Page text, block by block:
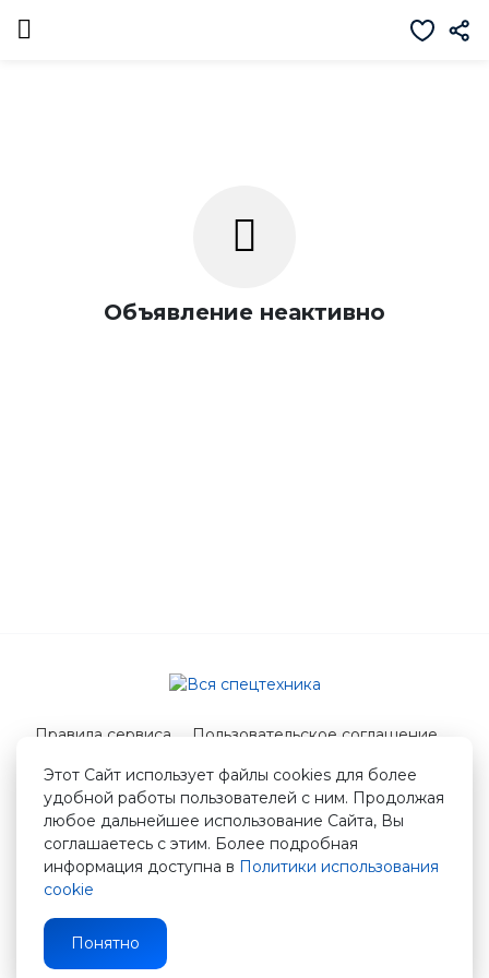
Объявление неактивно
Этот Сайт использует файлы cookies для более
удобной работы пользователей с ним. Продолжая
любое дальнейшее использование Сайта, Вы
соглашаетесь с этим. Более подробная
информация доступна в Политики использования
cookie
Понятно
Правила сервиса
Пользовательское соглашение
© 2026 Вся спецтехника
info@vstshop.ru